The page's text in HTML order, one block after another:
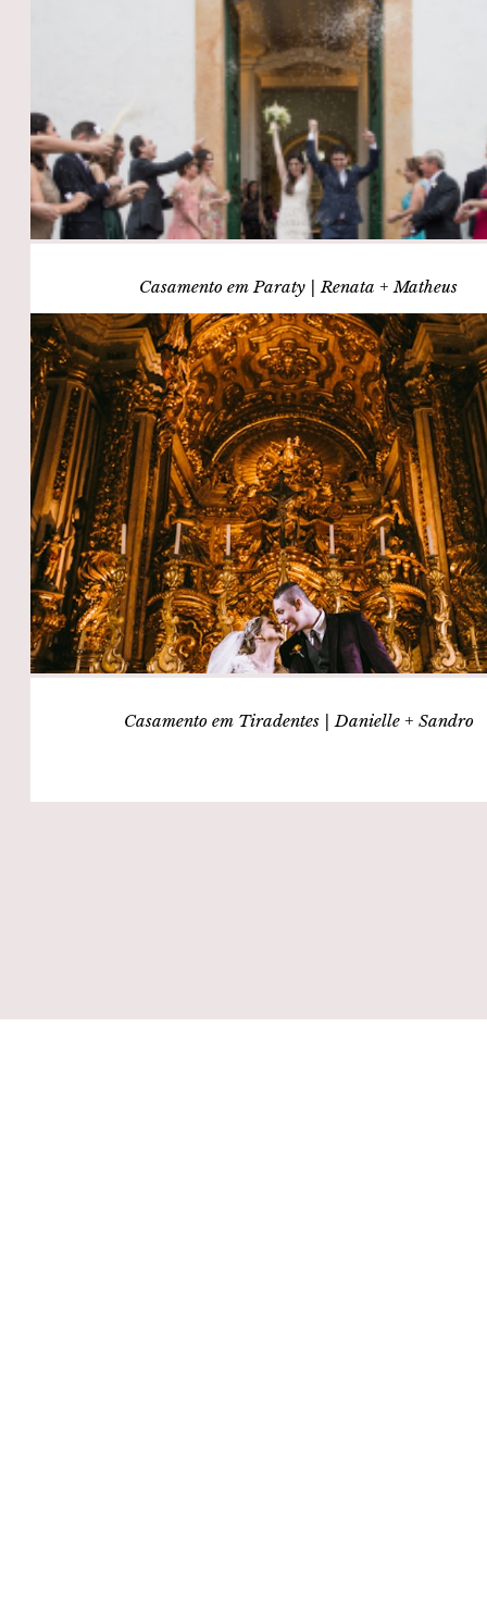
Casamento em Paraty | Renata + Matheus
Casamento em Tiradentes | Danielle + Sandro